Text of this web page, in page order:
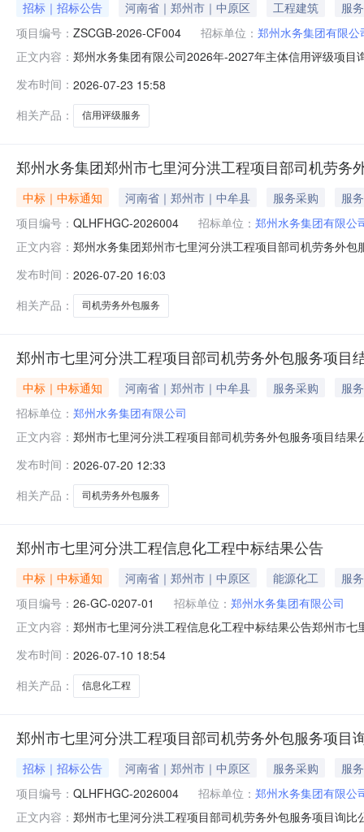
招标｜招标公告 河南省｜郑州市｜中原区 工程建筑
服务
项目编号： ZSCGB-2026-CF004 招标单位： 郑州水务集团有限公
正文内容： 郑州水务集团有限公司2026年-2027年主体信用评级项
与询比。二、项目概况与询比范围1、项目名称：郑州水
容：郑
发布时间： 2026-07-23 15:58
相关产品：
信用评级服务
郑州水务集团郑州市七里河分洪工程项目部司机劳务
中标｜中标通知 河南省｜郑州市｜中牟县 服务采购
服务
项目编号： QLHFHGC-2026004 招标单位： 郑州水务集团有限公
正文内容： 郑州水务集团郑州市七里河分洪工程项目部司机劳务外
点：郑州水务集团有限公司智慧水务中心6、评审日期：
采购内容
发布时间： 2026-07-20 16:03
相关产品：
司机劳务外包服务
郑州市七里河分洪工程项目部司机劳务外包服务项目
中标｜中标通知 河南省｜郑州市｜中牟县 服务采购
服务
招标单位： 郑州水务集团有限公司
正文内容： 郑州市七里河分洪工程项目部司机劳务外包服务项目结
以上证照驾驶证），驾驶经验均在5年以上，且年龄不超
驶员，具备C1及以上证照
发布时间： 2026-07-20 12:33
相关产品：
司机劳务外包服务
郑州市七里河分洪工程信息化工程中标结果公告
中标｜中标通知 河南省｜郑州市｜中原区 能源化工
服务
项目编号： 26-GC-0207-01 招标单位： 郑州水务集团有限公司
正文内容： 郑州市七里河分洪工程信息化工程中标结果公告郑州市
会数量评委会成员名单5康琰、王忠民、付晓炎、邵高平
查小组成员杜卫东、宋悦、郭肖、
发布时间： 2026-07-10 18:54
相关产品：
信息化工程
郑州市七里河分洪工程项目部司机劳务外包服务项目
招标｜招标公告 河南省｜郑州市｜中原区 服务采购
服务
项目编号： QLHFHGC-2026004 招标单位： 郑州水务集团有限公
正文内容： 郑州市七里河分洪工程项目部司机劳务外包服务项目询